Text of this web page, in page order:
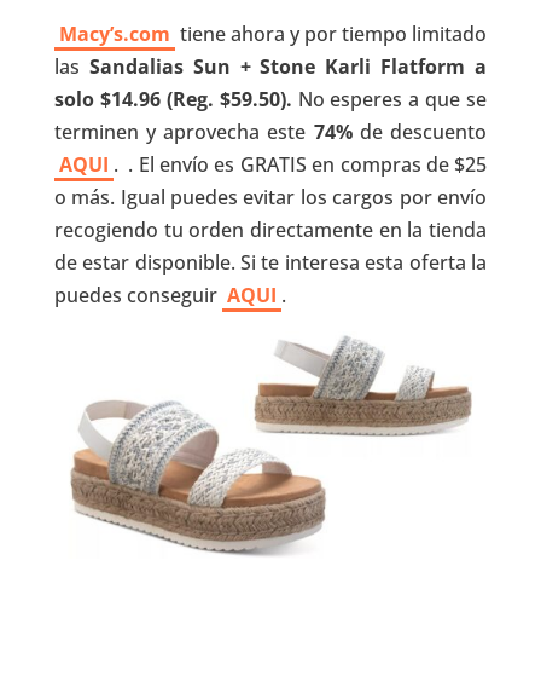
Macy’s.com tiene ahora y por tiempo limitado
las Sandalias Sun + Stone Karli Flatform a
solo $14.96 (Reg. $59.50). No esperes a que se
terminen y aprovecha este 74%de descuento
AQUI . . El envío es GRATIS en compras de $25
o más. Igual puedes evitar los cargos por envío
recogiendo tu orden directamente en la tienda
de estar disponible. Si te interesa esta oferta la
puedes conseguir AQUI .